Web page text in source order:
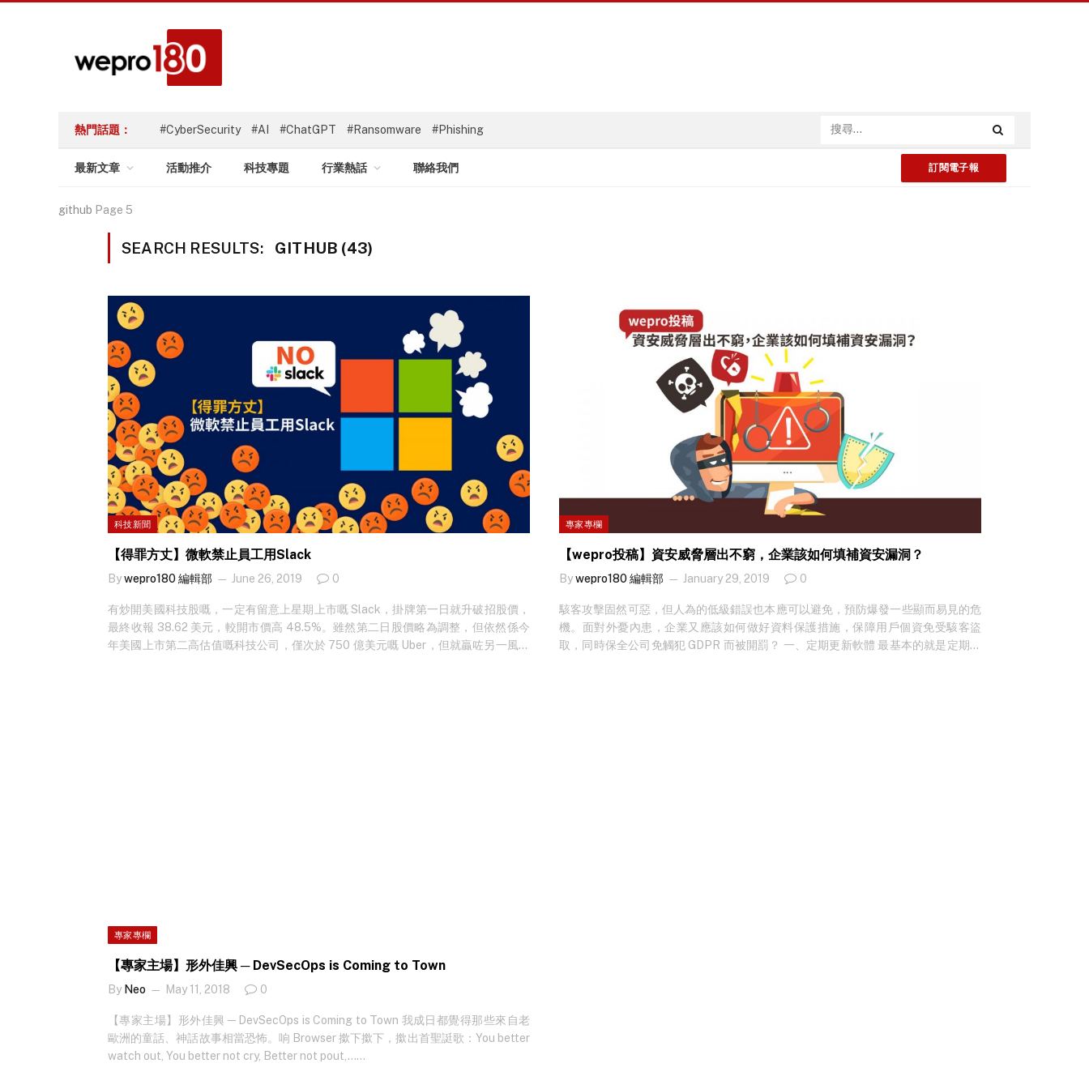
熱門話題： #CyberSecurity #AI #ChatGPT #Ransomware #Phishing
最新文章 活動推介 科技專題 行業熱話 聯絡我們 訂閱電子報
github Page 5
SEARCH RESULTS: GITHUB (43)
科技新聞
【得罪方丈】微軟禁止員工用Slack
Bywepro180 編輯部 June 26, 2019 0
有炒開美國科技股嘅，一定有留意上星期上市嘅 Slack，掛牌第一日就升破招股價，
最終收報 38.62 美元，較開市價高 48.5%。雖然第二日股價略為調整，但依然係今
年美國上市第二高估值嘅科技公司，僅次於 750 億美元嘅 Uber，但就贏咗另一風頭
專家專欄
【wepro投稿】資安威脅層出不窮，企業該如何填補資安漏洞？
Bywepro180 編輯部 January 29, 2019 0
駭客攻擊固然可惡，但人為的低級錯誤也本應可以避免，預防爆發一些顯而易見的危
機。面對外憂內患，企業又應該如何做好資料保護措施，保障用戶個資免受駭客盜
取，同時保全公司免觸犯 GDPR 而被開罰？ 一、定期更新軟體 最基本的就是定期更
專家專欄
【專家主場】形外佳興 ─ DevSecOps is Coming to Town
By Neo May 11, 2018 0
【專家主場】形外佳興 ─ DevSecOps is Coming to Town 我成日都覺得那些來自老
歐洲的童話、神話故事相當恐怖。响 Browser 撳下撳下，撳出首聖誔歌：You better
watch out, You better not cry, Better not pout,…